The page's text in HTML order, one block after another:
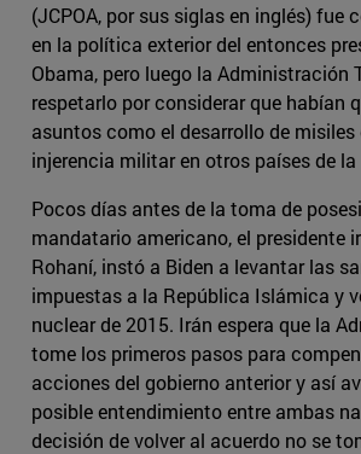
(JCPOA, por sus siglas en inglés) fue
en la política exterior del entonces
Obama, pero luego la Administración
respetarlo por considerar que habían
asuntos como el desarrollo de misiles
injerencia militar en otros países de la
Pocos días antes de la toma de
mandatario americano, el presidente
Rohaní, instó a Biden a levantar las
impuestas a la República Islámica y
nuclear de 2015. Irán espera que la
tome los primeros pasos para
acciones del gobierno anterior y así
posible entendimiento entre ambas
decisión de volver al acuerdo no se